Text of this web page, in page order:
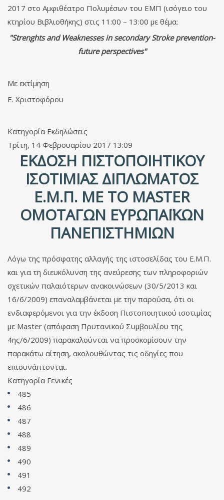
2017 στο Αμφιθέατρο Πολυμέσων του ΕΜΠ (ισόγειο του
κτηρίου Βιβλιοθήκης) στις 11:00 – 13:00 με θέμα:
"Strenghts and Weaknesses in secondary Stroke prevention-
future perspectives"
Με εκτίμηση
Ε. Χριστοφόρου
Κατηγορία Εκδηλώσεις
Τρίτη, 14 Φεβρουαρίου 2017 13:09
ΈΚΔΟΣΗ ΠΙΣΤΟΠΟΙΗΤΙΚΟΎ
ΙΣΟΤΙΜΊΑΣ ΔΙΠΛΏΜΑΤΟΣ
Ε.Μ.Π. ΜΕ ΤΟ MASTER
ΟΜΟΤΑΓΏΝ ΕΥΡΩΠΑΪΚΏΝ
ΠΑΝΕΠΙΣΤΗΜΊΩΝ
Λόγω της πρόσφατης αλλαγής της ιστοσελίδας του Ε.Μ.Π.
και για τη διευκόλυνση της ανεύρεσης των πληροφοριών
σχετικών παλαιότερων ανακοινώσεων (30/5/2013 και
16/6/2009) επαναλαμβάνεται με την παρούσα, ότι οι
ενδιαφερόμενοι για την έκδοση Πιστοποιητικού ισοτιμίας
με Master (απόφαση Πρυτανικού Συμβουλίου της
4ης/6/2009) παρακαλούνται να προσκομίσουν την
παρακάτω αίτηση, ακολουθώντας τις οδηγίες που
επισυνάπτονται.
Κατηγορία Γενικές
485
486
487
488
489
490
491
492